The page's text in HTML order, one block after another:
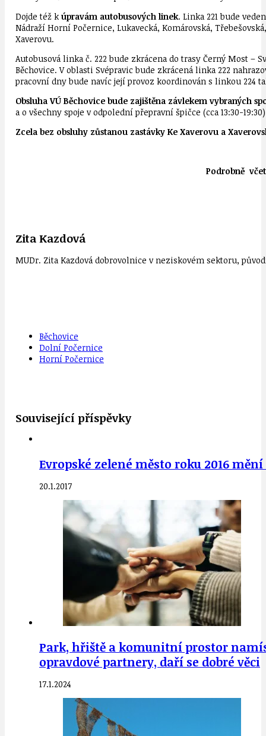
Dojde též k úpravám autobusových linek. Linka 221 bude
Nádraží Horní Počernice, Lukavecká, Komárovská,
Xaverovu.
Autobusová linka č. 222 bude zkrácena do trasy Černý Most –
Běchovice. V oblasti Svépravic bude zkrácená linka 222
pracovní dny bude navíc její provoz koordinován s linkou 224
Obsluha VÚ Běchovice bude zajištěna závlekem vybraných
a o všechny spoje v odpolední přepravní špičce (cca 13:30-
Zcela bez obsluhy zůstanou zastávky Ke Xaverovu a
Podrobně
Zita Kazdová
MUDr. Zita Kazdová dobrovolnice v neziskovém sektoru,
Běchovice
Dolní Počernice
Horní Počernice
Související příspěvky
Evropské zelené město roku 2016
20.1.2017
Park, hřiště a komunitní prostor
opravdové partnery, daří se dobré věci
17.1.2024